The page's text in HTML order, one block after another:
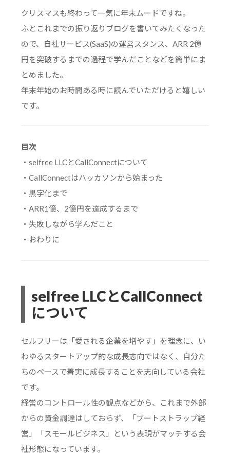
クリスマスも終わって一気に年末ムードですね。
ふとこれまでの振り返りブログを書いてみたくなった
ので、自社サービス(SaaS)の運営スタンス、ARR 2億
円を突破するまでの過程で学んだことなどを簡単にま
とめました。
年末年始のお時間ある時に読んでいただけると嬉しい
です。
目次
・selfree LLCとCallConnectについて
・CallConnectはハッカソンから始まった
・黒字化まで
・ARR1億、2億円を達成するまで
・失敗しながら学んだこと
・おわりに
selfree LLCとCallConnect
について
セルフリーは「愛される企業を増やす」を理念に、い
わゆるスタートアップ的な成長志向ではなく、自分た
ちのペースで着実に成長することを志向している会社
です。
経営のコントロール性の観点などから、これまで外部
からの資金調達はしておらず、「ブートストラップ経
営」「スモールビジネス」という表現がマッチする会
社形態になっています。